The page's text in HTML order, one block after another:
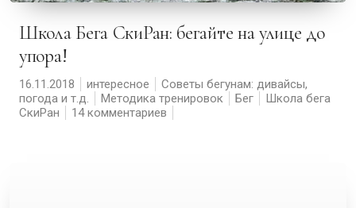
Школа Бега СкиРан: бегайте на улице до
упора!
16.11.2018 интересное
Советы бегунам: дивайсы,
погода и т.д.
Методика тренировок Бег
Школа бега
СкиРан
14 комментариев